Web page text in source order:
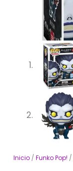
Inicio/ Funko Pop! /